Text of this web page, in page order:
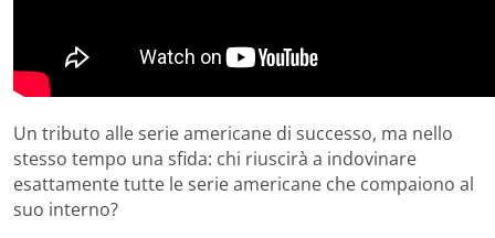
Un tributo alle serie americane di successo, ma nello
stesso tempo una sfida: chi riuscirà a indovinare
esattamente tutte le serie americane che compaiono al
suo interno?